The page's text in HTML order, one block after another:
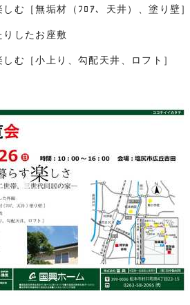
む［無垢材（ﾌﾛｱ、天井）、塗り壁］
りしたお座敷
む［小上り、勾配天井、ロフト］